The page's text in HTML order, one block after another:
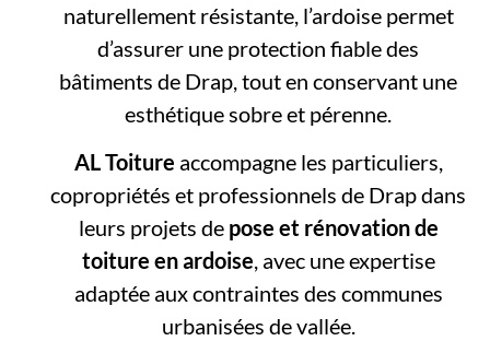
naturellement résistante, l’ardoise permet
d’assurer une protection fiable des
bâtiments de Drap, tout en conservant une
esthétique sobre et pérenne.
AL Toiture accompagne les particuliers,
copropriétés et professionnels de Drap dans
leurs projets de pose et rénovation de
toiture en ardoise, avec une expertise
adaptée aux contraintes des communes
urbanisées de vallée.